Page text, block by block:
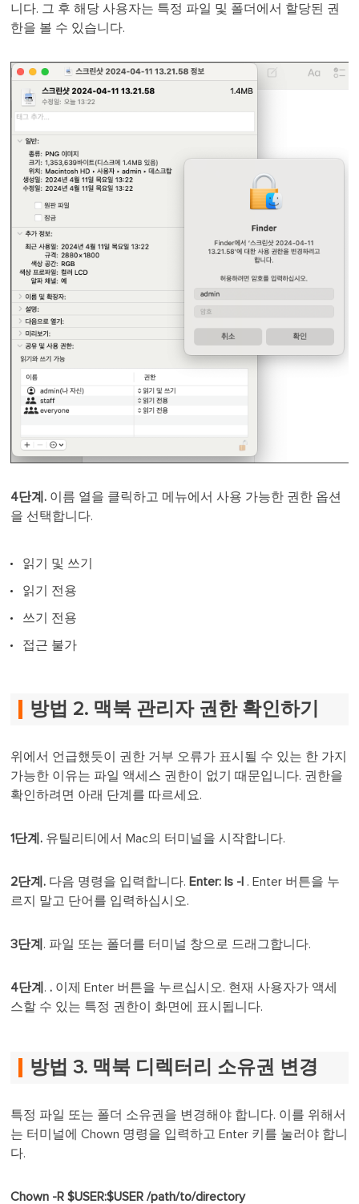
니다. 그 후 해당 사용자는 특정 파일 및 폴더에서 할당된 권
한을 볼 수 있습니다.
4단계. 이름 열을 클릭하고 메뉴에서 사용 가능한 권한 옵션
을 선택합니다.
읽기 및 쓰기
읽기 전용
쓰기 전용
접근 불가
방법 2. 맥북 관리자 권한 확인하기
위에서 언급했듯이 권한 거부 오류가 표시될 수 있는 한 가지
가능한 이유는 파일 액세스 권한이 없기 때문입니다. 권한을
확인하려면 아래 단계를 따르세요.
1단계. 유틸리티에서 Mac의 터미널을 시작합니다.
2단계. 다음 명령을 입력합니다. Enter: ls -l . Enter 버튼을 누
르지 말고 단어를 입력하십시오.
3단계 . 파일 또는 폴더를 터미널 창으로 드래그합니다.
4단계 .. 이제 Enter 버튼을 누르십시오. 현재 사용자가 액세
스할 수 있는 특정 권한이 화면에 표시됩니다.
방법 3. 맥북 디렉터리 소유권 변경
특정 파일 또는 폴더 소유권을 변경해야 합니다. 이를 위해서
는 터미널에 Chown 명령을 입력하고 Enter 키를 눌러야 합니
다.
Chown -R $USER:$USER /path/to/directory